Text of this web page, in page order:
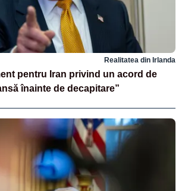
Realitatea din Irlanda
pentru Iran privind un acord de
înainte de decapitare”